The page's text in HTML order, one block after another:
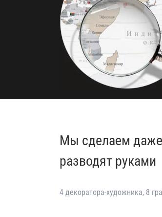
Мы сделаем даже
разводят руками
4 декоратора-художника, 8